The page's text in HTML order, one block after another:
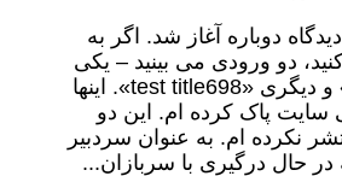
دوباره آغاز شد. اگر به
دو ورودی می بینید – یکی
«test title9700» و دیگری «test title698». اینها
سایت پاک کرده ام. این دو
نکرده ام. به عنوان سردبیر
حال درگیری با سربازان...